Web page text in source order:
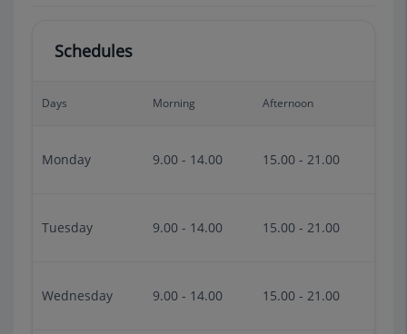
Schedules
Days Morning Afternoon
Monday 9.00 - 14.00 15.00 - 21.00
Tuesday 9.00 - 14.00 15.00 - 21.00
Wednesday 9.00 - 14.00 15.00 - 21.00